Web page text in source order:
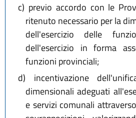
c) previo accordo con le
ritenuto necessario per la
dell'esercizio delle
dell'esercizio in forma
funzioni provinciali;
d) incentivazione
dimensionali adeguati
e servizi comunali